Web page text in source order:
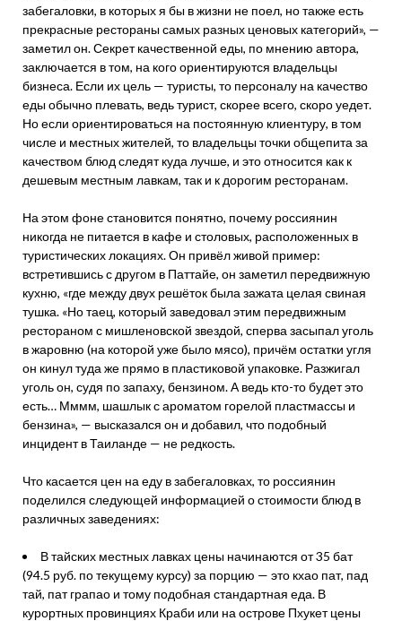
забегаловки, в которых я бы в жизни не поел, но также есть
прекрасные рестораны самых разных ценовых категорий», —
заметил он. Секрет качественной еды, по мнению автора,
заключается в том, на кого ориентируются владельцы
бизнеса. Если их цель — туристы, то персоналу на качество
еды обычно плевать, ведь турист, скорее всего, скоро уедет.
Но если ориентироваться на постоянную клиентуру, в том
числе и местных жителей, то владельцы точки общепита за
качеством блюд следят куда лучше, и это относится как к
дешевым местным лавкам, так и к дорогим ресторанам.
На этом фоне становится понятно, почему россиянин
никогда не питается в кафе и столовых, расположенных в
туристических локациях. Он привёл живой пример:
встретившись с другом в Паттайе, он заметил передвижную
кухню, «где между двух решёток была зажата целая свиная
тушка. «Но таец, который заведовал этим передвижным
рестораном с мишленовской звездой, сперва засыпал уголь
в жаровню (на которой уже было мясо), причём остатки угля
он кинул туда же прямо в пластиковой упаковке. Разжигал
уголь он, судя по запаху, бензином. А ведь кто-то будет это
есть… Мммм, шашлык с ароматом горелой пластмассы и
бензина», — высказался он и добавил, что подобный
инцидент в Таиланде — не редкость.
Что касается цен на еду в забегаловках, то россиянин
поделился следующей информацией о стоимости блюд в
различных заведениях:
В тайских местных лавках цены начинаются от 35 бат
(94.5 руб. по текущему курсу) за порцию — это кхао пат, пад
тай, пат грапао и тому подобная стандартная еда. В
курортных провинциях Краби или на острове Пхукет цены